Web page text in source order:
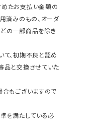
たお支払い金額の
済みのもの、オーダ
の一部商品を除き
、初期不良と認め
品と交換させていた
もございますので
を満たしている必